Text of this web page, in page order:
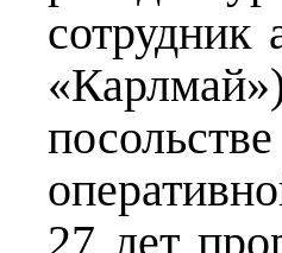
сотрудник
27 лет